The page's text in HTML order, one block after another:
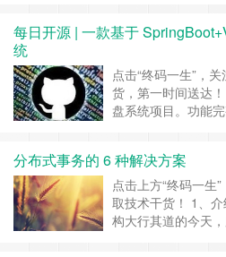
方面的影响，也取
每日开源 | 一款基于
统
点击“终码一生”，
货，第一时间送达
盘系统项目。功能
简单、方便的文件
构体系，对文件
分布式事务的 6 种解决方案
点击上方“终码一生
取技术干货！ 1、
构大行其道的今天